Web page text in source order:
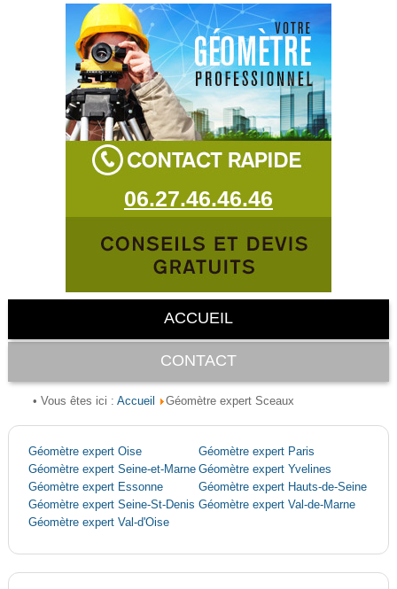
06.27.46.46.46
ACCUEIL
CONTACT
• Vous êtes ici : Accueil Géomètre expert Sceaux
Géomètre expert Oise
Géomètre expert Paris
Géomètre expert Seine-et-Marne Géomètre expert Yvelines
Géomètre expert Essonne
Géomètre expert Hauts-de-Seine
Géomètre expert Seine-St-Denis Géomètre expert Val-de-Marne
Géomètre expert Val-d'Oise